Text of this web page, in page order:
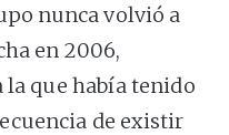
nunca volvió a
en 2006,
que había tenido
de existir